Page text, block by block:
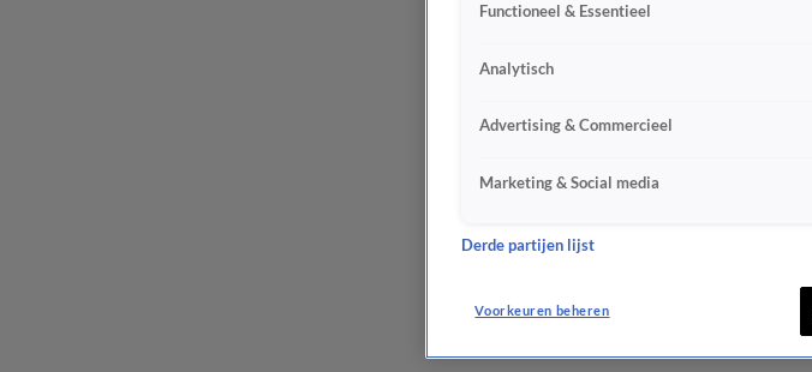
Functioneel & Essentieel
Analytisch
Advertising & Commercieel
Marketing & Social media
Derde partijen lijst
Voorkeuren beheren